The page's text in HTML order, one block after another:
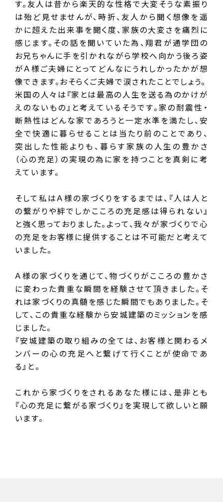
す。友人は昔から楽天的な性格で大変そうな素振り
は殆ど見せませんが、時折、友人から聞く想像を遥
かに超えた出来事を聞く度、家族の大変さを痛烈に
感じます。その話を聞いていた為、翔君が通学団の
お兄ちゃんに手を引かれながら学校へ向かう後ろ姿
がＡ様ご夫婦にとってどんなにうれしかったかが想
像できます。おそらくご夫婦で涙されたことでしょう。
米国の人々は『家とは最高の人生を送る為のかけが
えのないもの』と考えているそうです。家の耐震性・
断熱性はどんな家であろうと一定水準を満たし、安
全で快適に暮らせることは当たり前のことであり、
突出した性能よりも、暮らす家族の人生の豊かさ
（心の充足）の実現の為に家を持つことを真剣に考
えています。
そして私はＡ様の家づくりをするまでは、『人は人と
の繋がりや絆でしかこころの充足感は得られない』
と強く思っておりました。よって、我々が家づくりで心
の充足をお客様に提供することは不可能だと考えて
いました。
Ａ様の家づくりを通じて、物づくりがこころの豊かさ
に変わった貴重な瞬間を経験させて頂きました。そ
れは家づくりの真髄を感じた瞬間でもありました。そ
して、この貴重な経験から安城建築のミッションを感
じました。
『安城建築の取り組みの全ては、お客様と関わるメ
ンバーの心の充足へと繋げて行くことが使命であ
る』と。
これから家づくりをされるあなた様には、是非とも
『心の充足に繋がる家づくり』を実現して欲しいと願
います。